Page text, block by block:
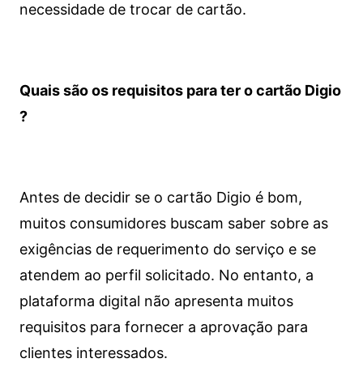
necessidade de trocar de cartão.
Quais são os requisitos para ter o cartão Digio
?
Antes de decidir se o cartão Digio é bom,
muitos consumidores buscam saber sobre as
exigências de requerimento do serviço e se
atendem ao perfil solicitado. No entanto, a
plataforma digital não apresenta muitos
requisitos para fornecer a aprovação para
clientes interessados.